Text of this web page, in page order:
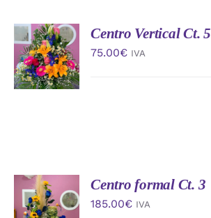
AÑADIR
AL
CARRITO
/
DETALLES
Centro Vertical Ct. 5
75.00€ IVA
AÑADIR
AL
CARRITO
Centro formal Ct. 3
185.00€ IVA